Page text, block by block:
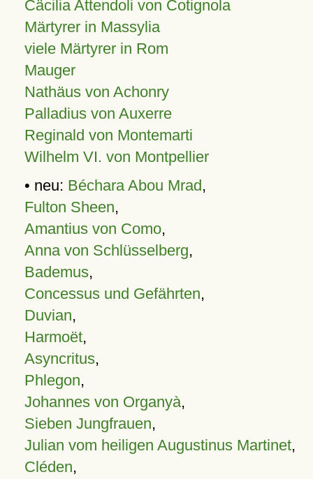
Cäcilia Attendoli von Cotignola
Märtyrer in Massylia
viele Märtyrer in Rom
Mauger
Nathäus von Achonry
Palladius von Auxerre
Reginald von Montemarti
Wilhelm VI. von Montpellier
• neu: Béchara Abou Mrad,
Fulton Sheen,
Amantius von Como,
Anna von Schlüsselberg,
Bademus,
Concessus und Gefährten,
Duvian,
Harmoët,
Asyncritus,
Phlegon,
Johannes von Organyà,
Sieben Jungfrauen,
Julian vom heiligen Augustinus Martinet,
Cléden,